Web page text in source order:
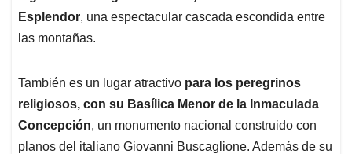
Esplendor, una espectacular cascada escondida entre
las montañas.
También es un lugar atractivo para los peregrinos
religiosos, con su Basílica Menor de la Inmaculada
Concepción, un monumento nacional construido con
planos del italiano Giovanni Buscaglione. Además de su